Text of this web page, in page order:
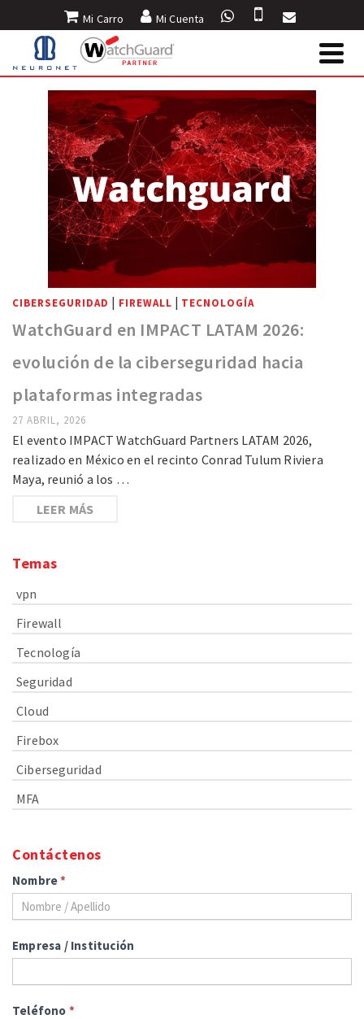
Mi Carro Mi Cuenta
INICIO BLOG » MSP
CIBERSEGURIDAD | FIREWALL | TECNOLOGÍA
WatchGuard en IMPACT LATAM 2026:
evolución de la ciberseguridad hacia
plataformas integradas
27 ABRIL, 2026
El evento IMPACT WatchGuard Partners LATAM 2026,
realizado en México en el recinto Conrad Tulum Riviera
Maya, reunió a los …
LEER MÁS
Temas
vpn
Firewall
Tecnología
Seguridad
Cloud
Firebox
Ciberseguridad
MFA
Contáctenos
Nombre*
Empresa / Institución
Teléfono *